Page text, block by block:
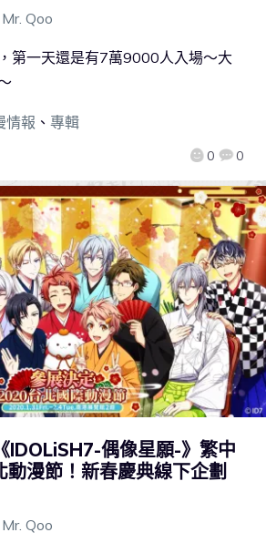
Mr. Qoo
0 0
第一天還是有7萬9000人入場～大
情報 、 專輯
IDOLiSH7-偶像星願-》繁中
動漫節！新春慶典線下企劃
Mr. Qoo